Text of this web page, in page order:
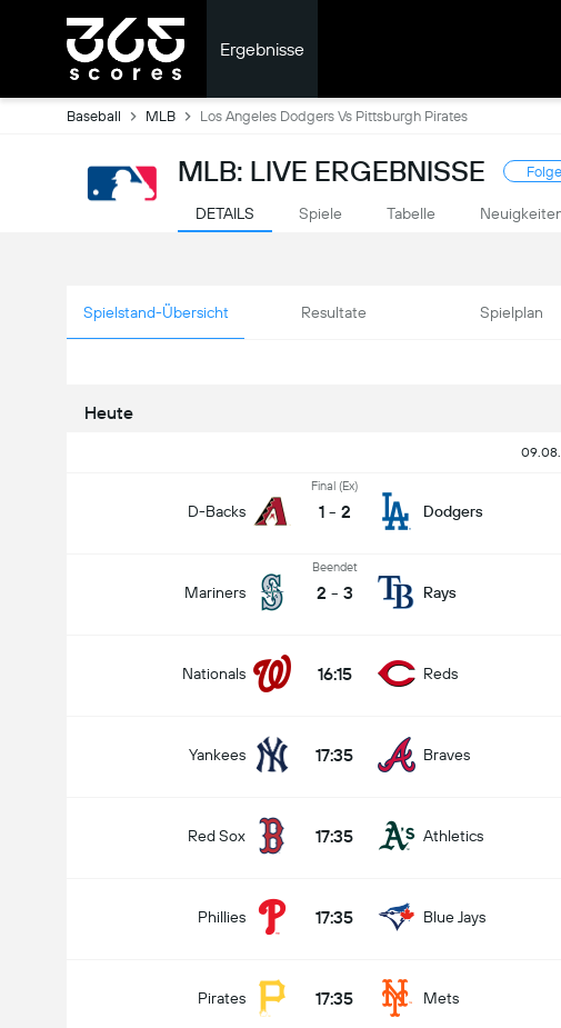
Ergebnisse
Baseball MLB Los Angeles Dodgers Vs Pittsburgh Pirates
MLB: LIVE ERGEBNISSE
DETAILS Spiele Tabelle
Spielstand-Übersicht Resultate Spielplan
Heute
D-Backs
Final (Ex)
1 - 2 Dodgers
Mariners
Beendet
2 - 3 Rays
Nationals 16:15 Reds
Yankees 17:35 Braves
Red Sox 17:35 Athletics
Phillies 17:35 Blue Jays
Pirates 17:35 Mets